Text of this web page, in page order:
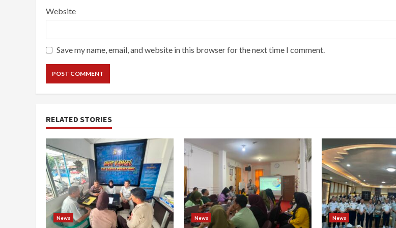
Website
Save my name, email, and website in this browser for the next time I comment.
RELATED STORIES
News News News